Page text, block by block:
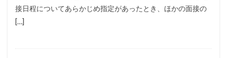
接日程についてあらかじめ指定があったとき、ほかの面接の
[…]